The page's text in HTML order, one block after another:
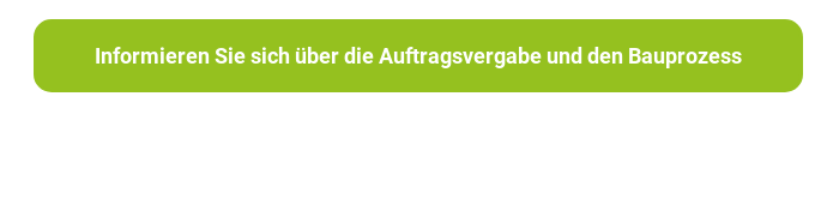
Informieren Sie sich über die Auftragsvergabe und den Bauprozess